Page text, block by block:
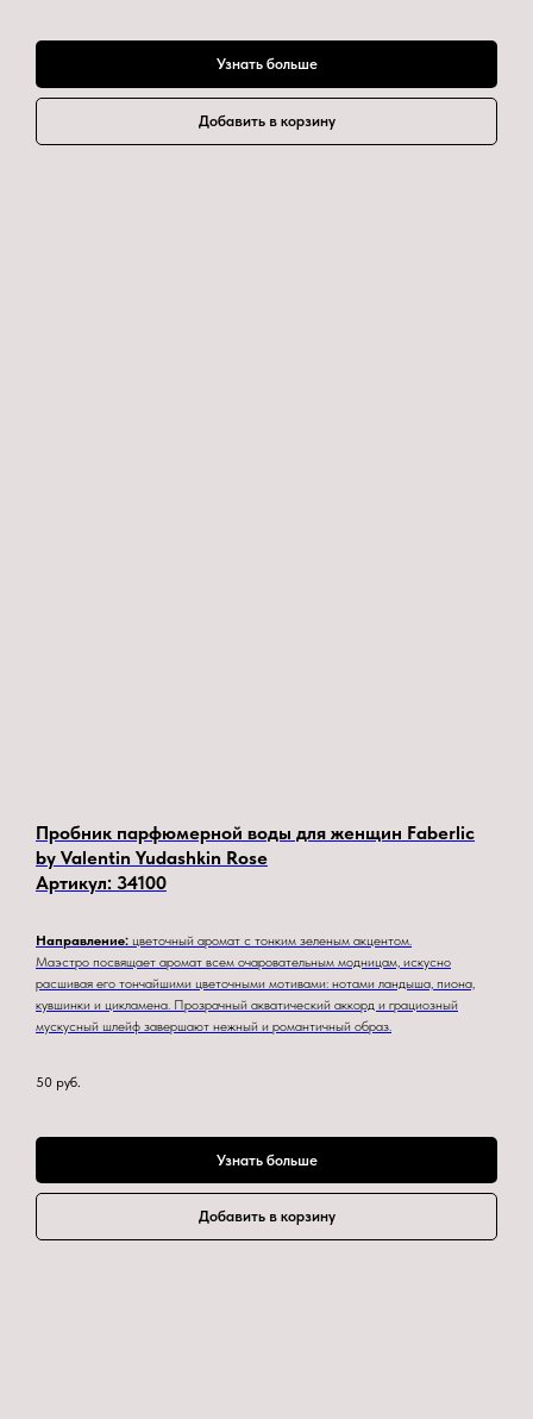
Узнать больше
Добавить в корзину
Пробник парфюмерной воды для женщин Faberlic
by Valentin Yudashkin Rose
Артикул: 34100
Направление: цветочный аромат с тонким зеленым акцентом.
Маэстро посвящает аромат всем очаровательным модницам, искусно
расшивая его тончайшими цветочными мотивами: нотами ландыша, пиона,
кувшинки и цикламена. Прозрачный акватический аккорд и грациозный
мускусный шлейф завершают нежный и романтичный образ.
50 руб.
Узнать больше
Добавить в корзину